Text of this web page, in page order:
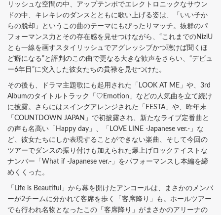
リッシュな空間の中、アップテンポでエレクトロニックなサウン
ドの中、キレキレのダンスとともに歌い上げる姿は、「いい子か
らの脱却」というこの曲のテーマにもぴったりマッチ。抜群のパ
フォーマンス力とその存在感を見せつけながら、“これまでのNiziU
とも一線を画すスタイリッシュでアグレッシブかつ聴けば聞くほ
ど癖になる”と評判のこの曲で更なる大きな歓声をさらい、“デビュ
ー6年目”に突入した彼女たちの貫禄を見せつけた。
その後も、ドラマ主題歌にも起用された「LOOK AT ME」や、3rd
Albumのタイトルトラック「♡Emotion」などの人気曲を立て続け
に披露。さらにはスイングアレンジされた「FESTA」や、昨年末
「COUNTDOWN JAPAN」で初披露され、新たなライブ定番曲と
の声も名高い「Happy day」、「LOVE LINE -Japanese ver.-」な
ど、彼女たちにしか表現することができない楽曲、そして今回の
ツアーでダンスの振り付けも加えられた爆上げロックテイストな
ナンバー「What if -Japanese ver.-」をパフォーマンスし本編を締
めくくった。
「Life is Beautiful」から幕を開けたアンコールは、まさかのメンバ
ーが2チームに分かれて客席を歩く「客席降り」も。ホールツアー
でも行われ名物となったこの「客席降り」がまさかのアリーナの